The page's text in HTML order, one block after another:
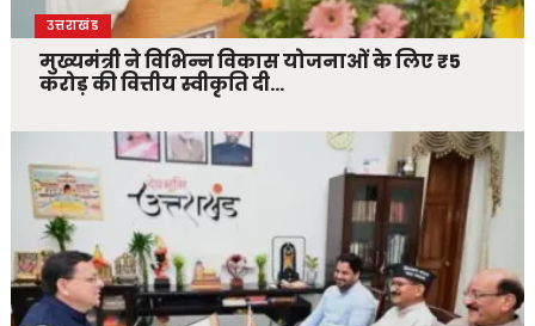
उत्तराखंड
मुख्यमंत्री ने विभिन्न विकास योजनाओं के लिए ₹5
करोड़ की वित्तीय स्वीकृति दी…